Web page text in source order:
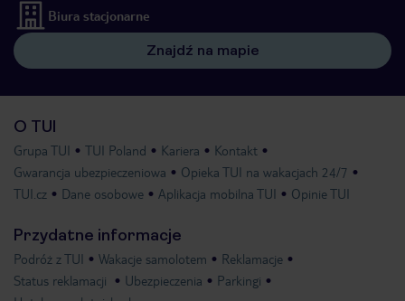
Biura stacjonarne
Znajdź na mapie
O TUI
Grupa TUI TUI Poland Kariera
Kontakt
Gwarancja ubezpieczeniowa
Opieka TUI na wakacjach 24/7
TUI.cz
Dane osobowe Aplikacja mobilna TUI Opinie TUI
Przydatne informacje
Podróż z TUI Wakacje samolotem
Reklamacje
Status reklamacji
Ubezpieczenia
Parkingi